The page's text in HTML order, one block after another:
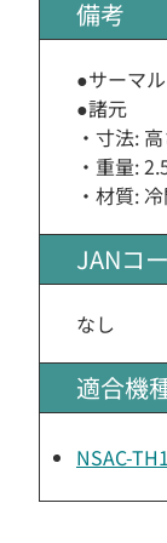
備考
●サーマ
●諸元
・寸法:
・重量:
・材質:
JANコ
なし
適合機
NSAC-